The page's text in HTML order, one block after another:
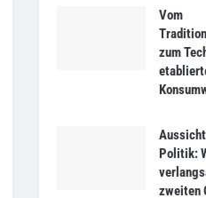
Vom
zum
Politik:
zweiten